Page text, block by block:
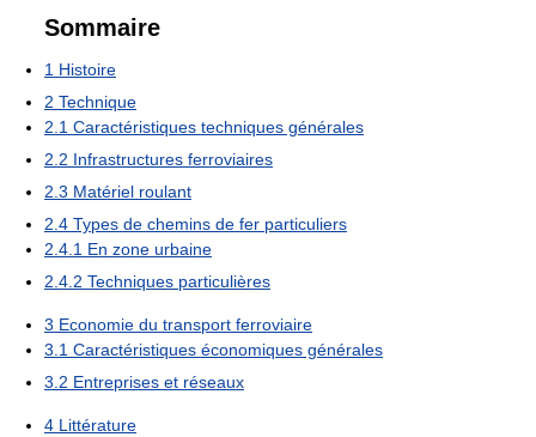
Sommaire
1 Histoire
2 Technique
2.1 Caractéristiques techniques générales
2.2 Infrastructures ferroviaires
2.3 Matériel roulant
2.4 Types de chemins de fer particuliers
2.4.1 En zone urbaine
2.4.2 Techniques particulières
3 Economie du transport ferroviaire
3.1 Caractéristiques économiques générales
3.2 Entreprises et réseaux
4 Littérature